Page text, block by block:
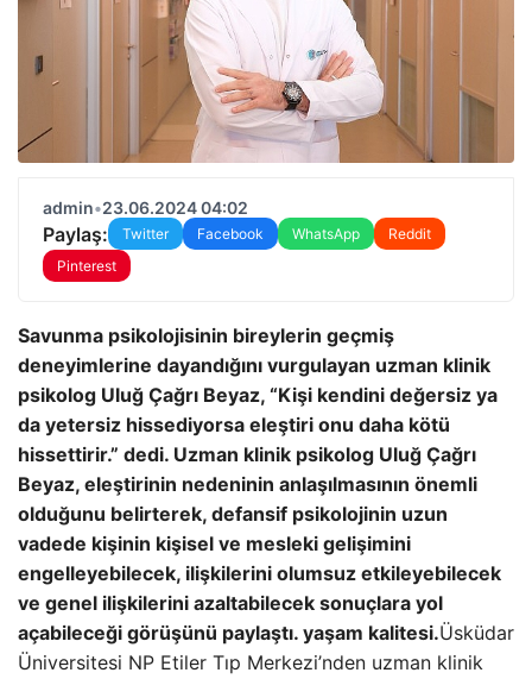
admin•23.06.2024 04:02
Paylaş: Twitter Facebook WhatsApp
Reddit
Pinterest
Savunma psikolojisinin bireylerin geçmiş
deneyimlerine dayandığını vurgulayan uzman klinik
psikolog Uluğ Çağrı Beyaz, “Kişi kendini değersiz ya
da yetersiz hissediyorsa eleştiri onu daha kötü
hissettirir.” dedi. Uzman klinik psikolog Uluğ Çağrı
Beyaz, eleştirinin nedeninin anlaşılmasının önemli
olduğunu belirterek, defansif psikolojinin uzun
vadede kişinin kişisel ve mesleki gelişimini
engelleyebilecek, ilişkilerini olumsuz etkileyebilecek
ve genel ilişkilerini azaltabilecek sonuçlara yol
açabileceği görüşünü paylaştı. yaşam kalitesi.Üsküdar
Üniversitesi NP Etiler Tıp Merkezi’nden uzman klinik